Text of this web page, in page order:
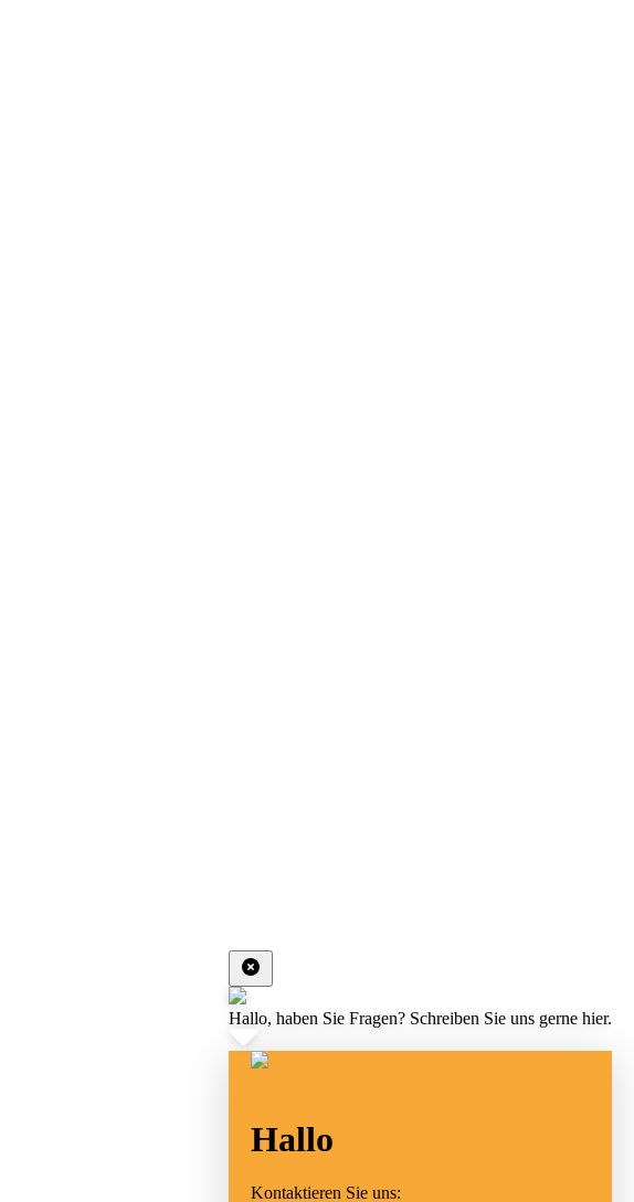
Hallo, haben Sie Fragen? Schreiben Sie uns gerne hier.
Hallo
Kontaktieren Sie uns: